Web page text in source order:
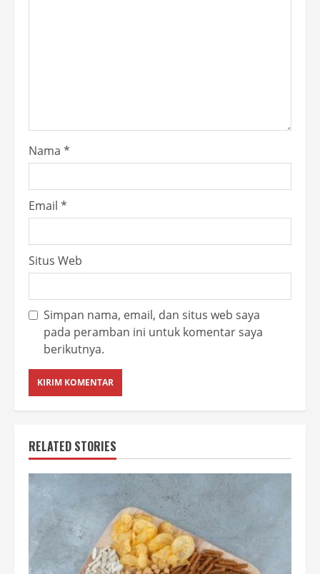
Nama *
Email *
Situs Web
Simpan nama, email, dan situs web saya
pada peramban ini untuk komentar saya
berikutnya.
RELATED STORIES